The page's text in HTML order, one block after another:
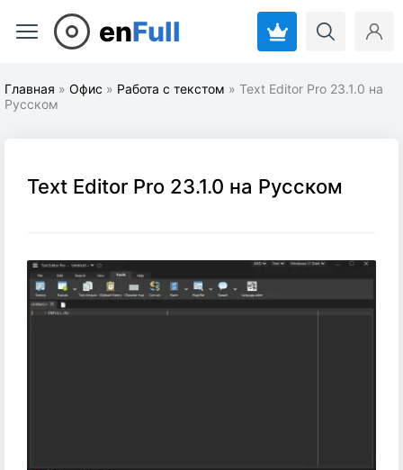
enFull
Главная » Офис » Работа с текстом » Text Editor Pro 23.1.0 на
Русском
Text Editor Pro 23.1.0 на Русском